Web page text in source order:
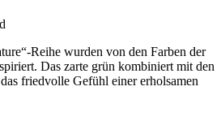
Reihe wurden von den Farben der
Das zarte grün kombiniert mit den
friedvolle Gefühl einer erholsamen